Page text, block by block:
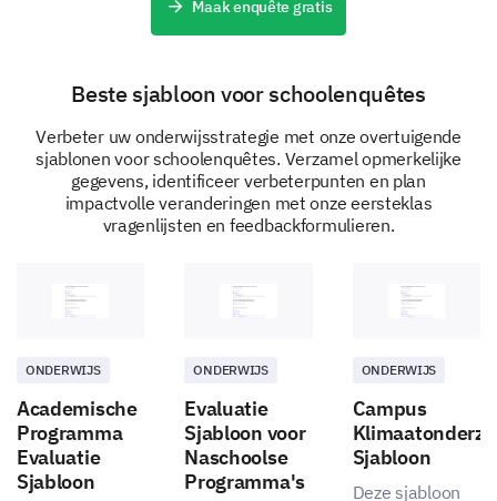
Maak enquête gratis
Beste sjabloon voor schoolenquêtes
Verbeter uw onderwijsstrategie met onze overtuigende
sjablonen voor schoolenquêtes. Verzamel opmerkelijke
gegevens, identificeer verbeterpunten en plan
impactvolle veranderingen met onze eersteklas
vragenlijsten en feedbackformulieren.
ONDERWIJS
Academische
Programma
Evaluatie
Sjabloon
ONDERWIJS
Evaluatie
Sjabloon voor
Naschoolse
Programma's
ONDERWIJS
Campus
Sjabloon
Deze sjabloon